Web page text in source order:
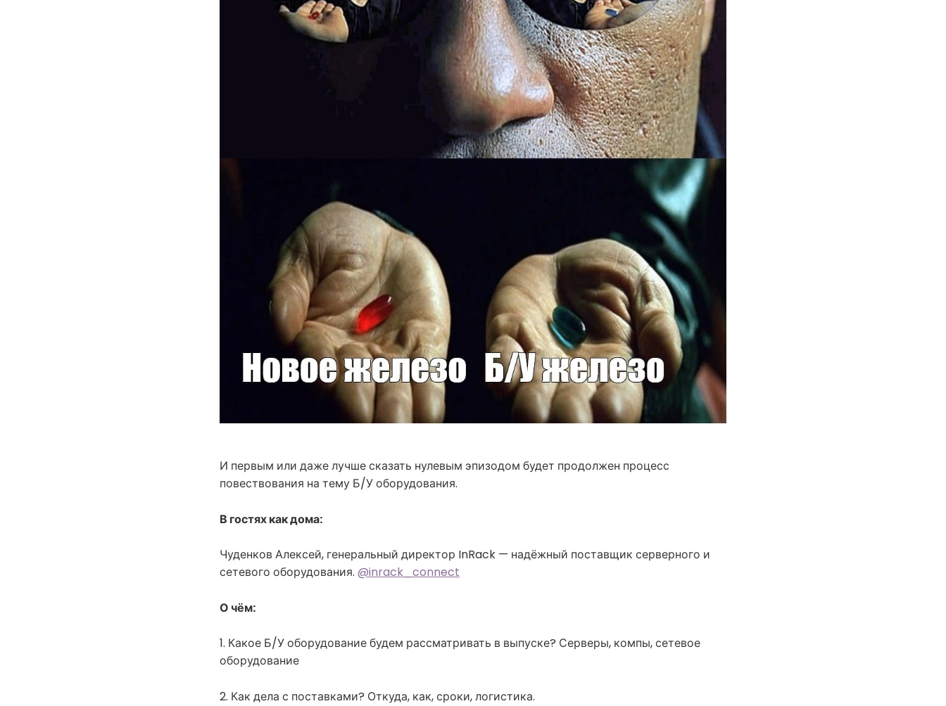
И первым или даже лучше сказать нулевым эпизодом будет продолжен процесс
повествования на тему Б/У оборудования.
В гостях как дома:
Чуденков Алексей, генеральный директор InRack — надёжный поставщик серверного и
сетевого оборудования. @inrack_connect
О чём:
1. Какое Б/У оборудование будем рассматривать в выпуске? Серверы, компы, сетевое
оборудование
2. Как дела с поставками? Откуда, как, сроки, логистика.